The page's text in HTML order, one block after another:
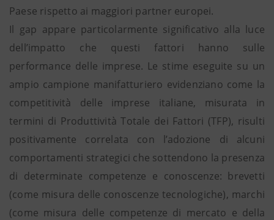
Paese rispetto ai maggiori partner europei.
Il gap appare particolarmente significativo alla luce
dell’impatto che questi fattori hanno sulle
performance delle imprese. Le stime eseguite su un
ampio campione manifatturiero evidenziano come la
competitività delle imprese italiane, misurata in
termini di Produttività Totale dei Fattori (TFP), risulti
positivamente correlata con l’adozione di alcuni
comportamenti strategici che sottendono la presenza
di determinate competenze e conoscenze: brevetti
(come misura delle conoscenze tecnologiche), marchi
(come misura delle competenze di mercato e della